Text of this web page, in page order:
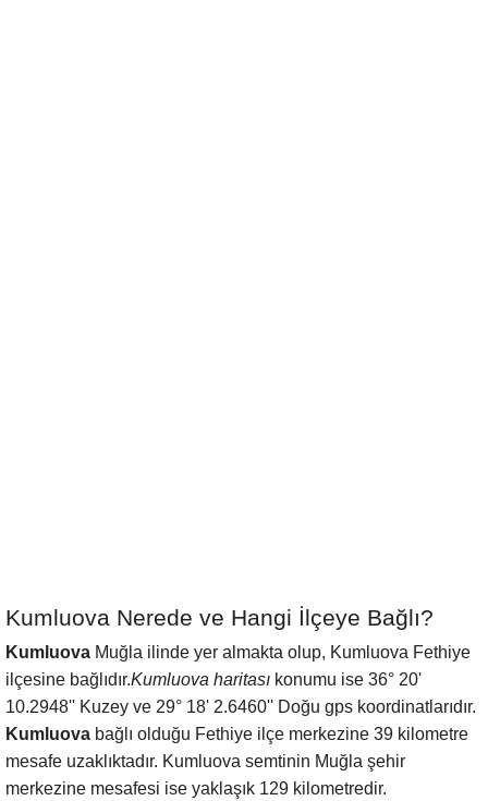
Kumluova Nerede ve Hangi İlçeye Bağlı?
Kumluova Muğla ilinde yer almakta olup, Kumluova Fethiye
ilçesine bağlıdır.Kumluova haritası konumu ise 36° 20'
10.2948'' Kuzey ve 29° 18' 2.6460'' Doğu gps koordinatlarıdır.
Kumluova bağlı olduğu Fethiye ilçe merkezine 39 kilometre
mesafe uzaklıktadır. Kumluova semtinin Muğla şehir
merkezine mesafesi ise yaklaşık 129 kilometredir.